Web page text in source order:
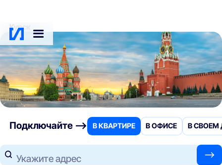
Курск
Подключайте —> В КВАРТИРЕ В ОФИСЕ В СВОЕМ
Укажите адрес —>